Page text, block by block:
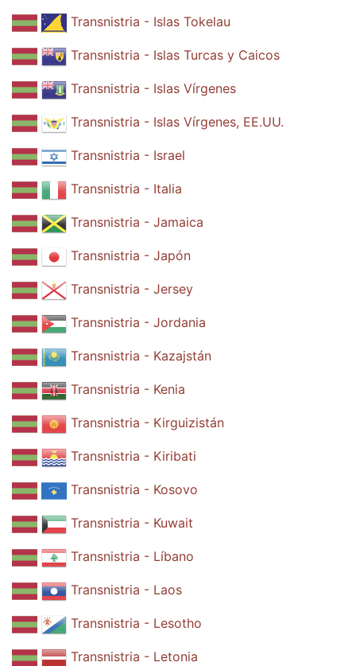
Transnistria - Islas Tokelau
Transnistria - Islas Turcas y Caicos
Transnistria - Islas Vírgenes
Transnistria - Islas Vírgenes, EE.UU.
Transnistria - Israel
Transnistria - Italia
Transnistria - Jamaica
Transnistria - Japón
Transnistria - Jersey
Transnistria - Jordania
Transnistria - Kazajstán
Transnistria - Kenia
Transnistria - Kirguizistán
Transnistria - Kiribati
Transnistria - Kosovo
Transnistria - Kuwait
Transnistria - Líbano
Transnistria - Laos
Transnistria - Lesotho
Transnistria - Letonia